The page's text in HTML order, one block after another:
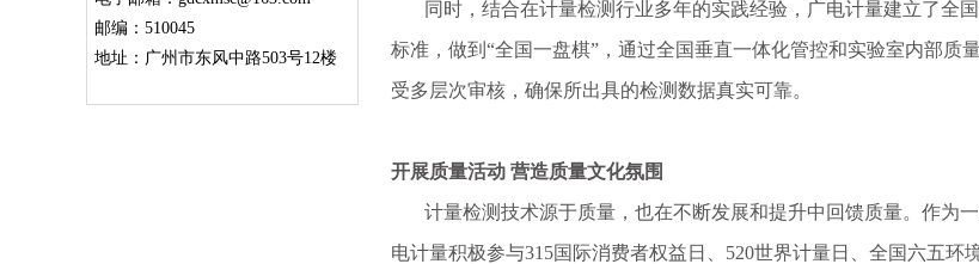
邮编：510045
地址：广州市东风中路503号12楼
同时，结合在计量检测行业多年的实践经验，广电计量建立了全
标准，做到“全国一盘棋”，通过全国垂直一体化管控和实验室内部
受多层次审核，确保所出具的检测数据真实可靠。
开展质量活动 营造质量文化氛围
计量检测技术源于质量，也在不断发展和提升中回馈质量。作为
电计量积极参与315国际消费者权益日、520世界计量日、全国六五